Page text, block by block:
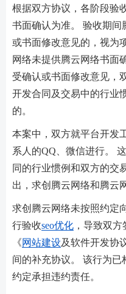
根据双方协议，各阶段验
书面确认为准。 验收期间
或书面修改意见的，视为
网络未提供腾云网络书面
受确认或书面修改意见，
开发合同及交易中的行业
的。
本案中，双方就平台开发
系人的QQ、微信进行。
同的行业惯例和双方的交
出，求创腾云网络和腾云
求创腾云网络未按照约定
行验收seo优化 ，导致双
《网站建设及软件开发协
间的补充协议。 该行为已
约定承担违约责任。